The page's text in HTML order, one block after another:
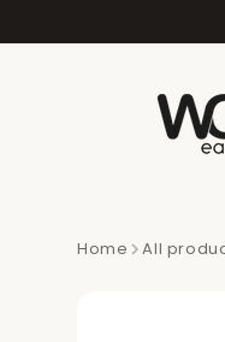
al contenido
Home All